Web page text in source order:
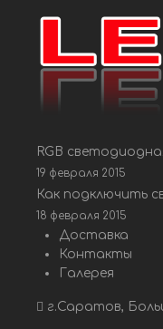
RGB
19 февраля 2015
Как подключить
18 февраля 2015
Доставка
Контакты
Галерея
г.Саратов,